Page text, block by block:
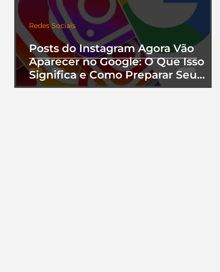
Posts do Instagram Agora Vão
Aparecer no Google: O Que Isso
Significa e Como Preparar Seu
Perfil
Redes Sociais